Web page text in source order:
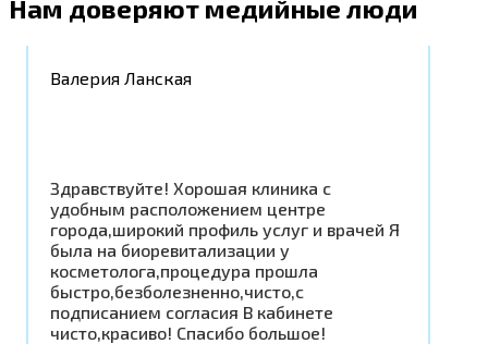
Нам доверяют медийные люди
Валерия Ланская
Здравствуйте! Хорошая клиника с
удобным расположением центре
города,широкий профиль услуг и врачей Я
была на биоревитализации у
косметолога,процедура прошла
быстро,безболезненно,чисто,с
подписанием согласия В кабинете
чисто,красиво! Спасибо большое!